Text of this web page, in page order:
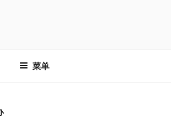
菜单